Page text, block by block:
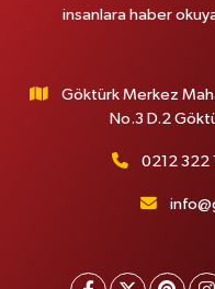
insanlara haber
Göktürk Merkez
No.3 D.2
0212 322